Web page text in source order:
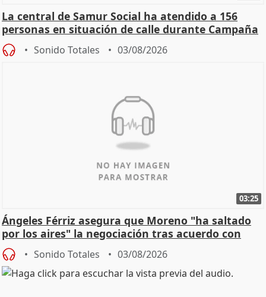
La central de Samur Social ha atendido a 156
personas en situación de calle durante Campaña
de Calor
Sonido Totales 03/08/2026
03:25
Ángeles Férriz asegura que Moreno "ha saltado
por los aires" la negociación tras acuerdo con
SMA
Sonido Totales 03/08/2026